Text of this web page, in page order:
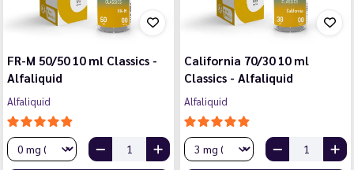
FR-M 50/50 10 ml Classics -
Alfaliquid
Alfaliquid
California 70/30 10 ml
Classics - Alfaliquid
Alfaliquid